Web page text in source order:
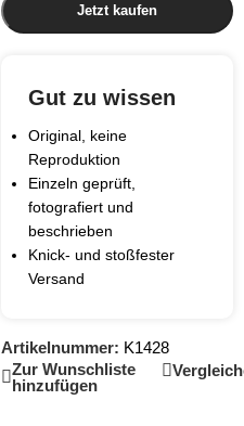
Jetzt kaufen
Gut zu wissen
Original, keine
Reproduktion
Einzeln geprüft,
fotografiert und
beschrieben
Knick- und stoßfester
Versand
Artikelnummer: K1428
Zur Wunschliste
hinzufügen